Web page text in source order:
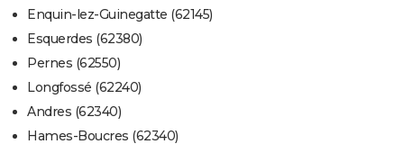
Enquin-lez-Guinegatte (62145)
Esquerdes (62380)
Pernes (62550)
Longfossé (62240)
Andres (62340)
Hames-Boucres (62340)